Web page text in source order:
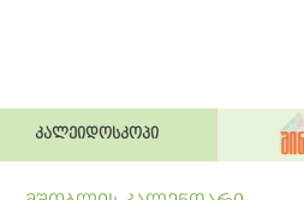
კალეიდოსკოპი